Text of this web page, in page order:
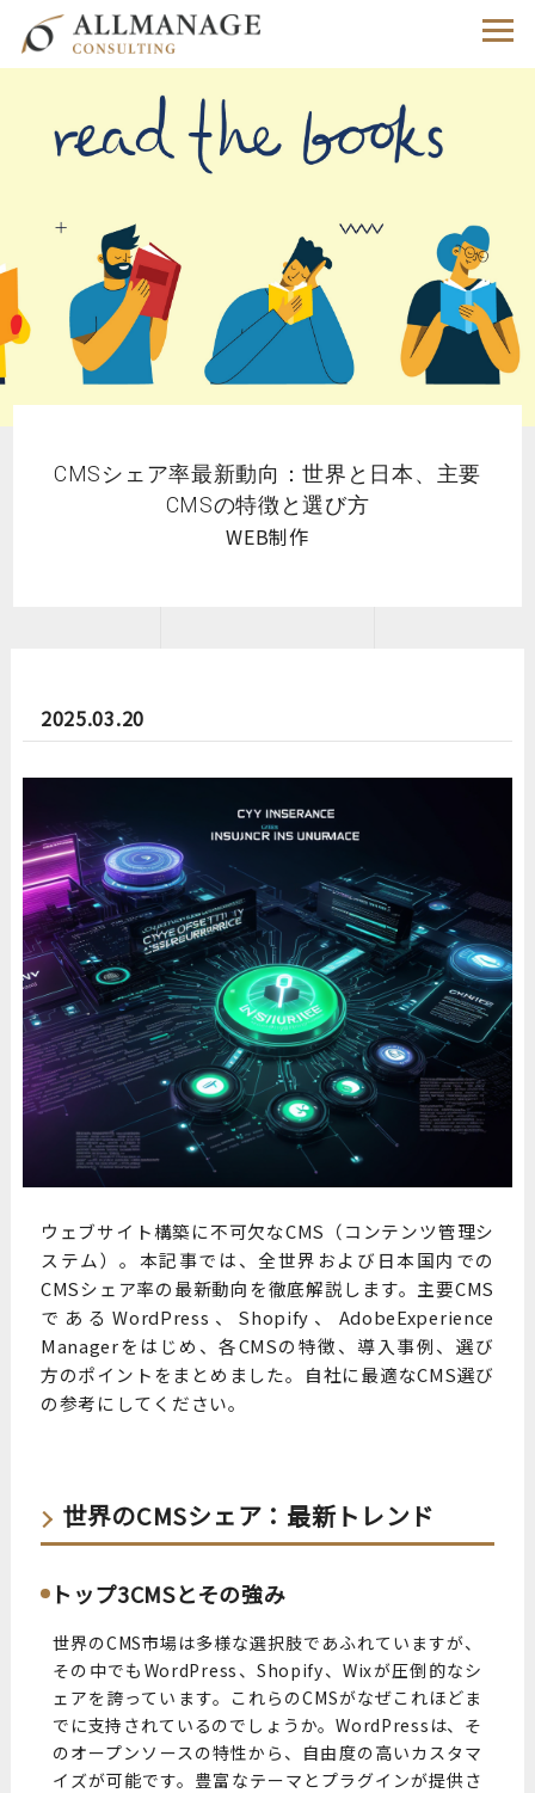
CMSシェア率最新動向：世界と日本、主要
CMSの特徴と選び方
WEB制作
2025.03.20
ウェブサイト構築に不可欠なCMS（コンテンツ管理シ
ステム）。本記事では、全世界および日本国内での
CMSシェア率の最新動向を徹底解説します。主要CMS
であるWordPress、Shopify、AdobeExperience
Managerをはじめ、各CMSの特徴、導入事例、選び
方のポイントをまとめました。自社に最適なCMS選び
の参考にしてください。
世界のCMSシェア：最新トレンド
トップ3CMSとその強み
世界のCMS市場は多様な選択肢であふれていますが、
その中でもWordPress、Shopify、Wixが圧倒的なシ
ェアを誇っています。これらのCMSがなぜこれほどま
でに支持されているのでしょうか。WordPressは、そ
のオープンソースの特性から、自由度の高いカスタマ
イズが可能です。豊富なテーマとプラグインが提供さ